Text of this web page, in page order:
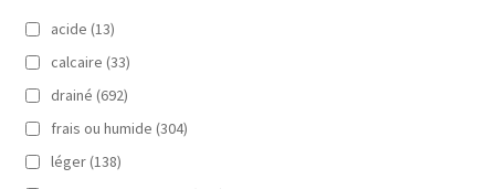
acide (13)
calcaire (33)
drainé (692)
frais ou humide (304)
léger (138)